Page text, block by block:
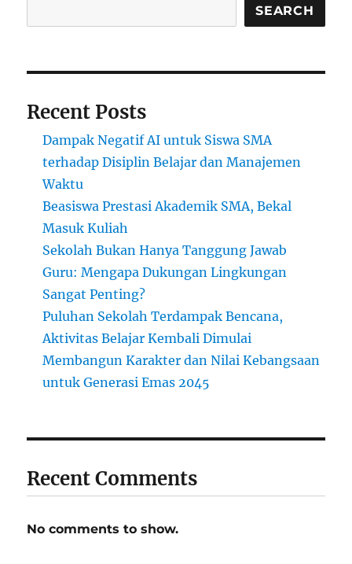
Sebenarnya
Pelajari?
SEARCH
Recent Posts
Dampak Negatif AI untuk Siswa SMA
terhadap Disiplin Belajar dan Manajemen
Waktu
Beasiswa Prestasi Akademik SMA, Bekal
Masuk Kuliah
Sekolah Bukan Hanya Tanggung Jawab
Guru: Mengapa Dukungan Lingkungan
Sangat Penting?
Puluhan Sekolah Terdampak Bencana,
Aktivitas Belajar Kembali Dimulai
Membangun Karakter dan Nilai Kebangsaan
untuk Generasi Emas 2045
Recent Comments
No comments to show.